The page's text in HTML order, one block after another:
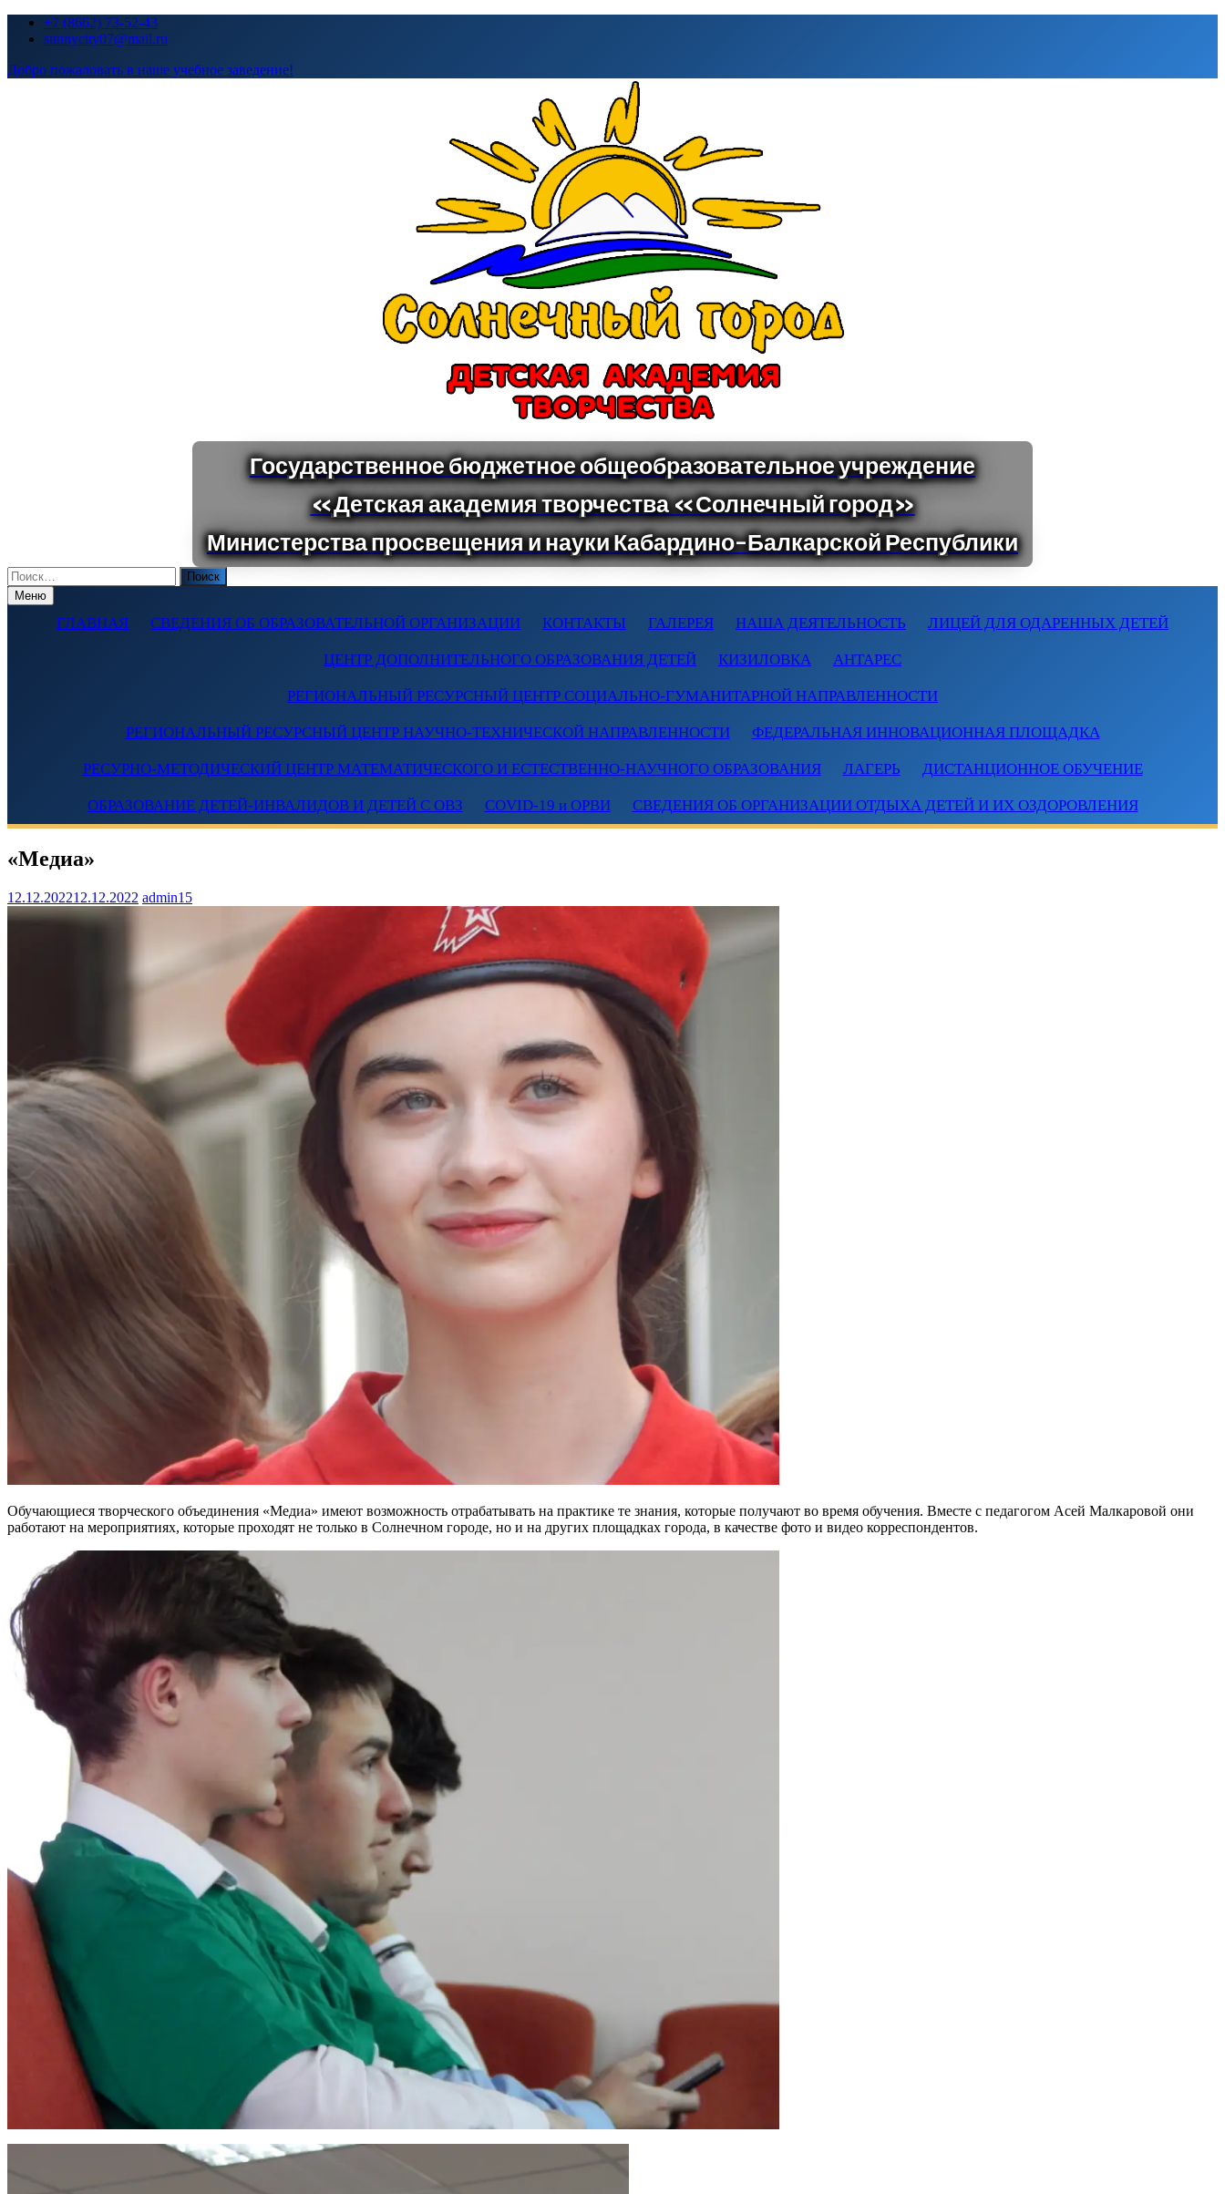
Перейти+7 (8662) 73-52-43
sunnycity07@mail.ru
Добро пожаловать в наше учебное заведение!
Поиск
по:Меню
ГЛАВНАЯ СВЕДЕНИЯ ОБ ОБРАЗОВАТЕЛЬНОЙ ОРГАНИЗАЦИИ КОНТАКТЫ ГАЛЕРЕЯ НАША ДЕЯТЕЛЬНОСТЬ ЛИЦЕЙ ДЛЯ ОДАРЕННЫХ ДЕТЕЙ
ЦЕНТР ДОПОЛНИТЕЛЬНОГО ОБРАЗОВАНИЯ ДЕТЕЙ КИЗИЛОВКА АНТАРЕС
РЕГИОНАЛЬНЫЙ РЕСУРСНЫЙ ЦЕНТР СОЦИАЛЬНО-ГУМАНИТАРНОЙ НАПРАВЛЕННОСТИ
РЕГИОНАЛЬНЫЙ РЕСУРСНЫЙ ЦЕНТР НАУЧНО-ТЕХНИЧЕСКОЙ НАПРАВЛЕННОСТИ ФЕДЕРАЛЬНАЯ ИННОВАЦИОННАЯ ПЛОЩАДКА
РЕСУРНО-МЕТОДИЧЕСКИЙ ЦЕНТР МАТЕМАТИЧЕСКОГО И ЕСТЕСТВЕННО-НАУЧНОГО ОБРАЗОВАНИЯ ЛАГЕРЬ ДИСТАНЦИОННОЕ ОБУЧЕНИЕ
ОБРАЗОВАНИЕ ДЕТЕЙ-ИНВАЛИДОВ И ДЕТЕЙ С ОВЗ COVID-19 и ОРВИ СВЕДЕНИЯ ОБ ОРГАНИЗАЦИИ ОТДЫХА ДЕТЕЙ И ИХ ОЗДОРОВЛЕНИЯ
«Медиа»
12.12.202212.12.2022 admin15
Обучающиеся творческого объединения «Медиа» имеют возможность отрабатывать на практике те знания, которые получают во время обучения. Вместе с педагогом Асей Малкаровой они
работают на мероприятиях, которые проходят не только в Солнечном городе, но и на других площадках города, в качестве фото и видео корреспондентов.